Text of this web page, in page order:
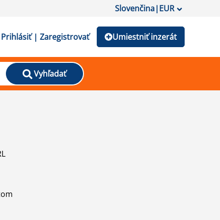
Slovenčina|EUR
Prihlásiť | Zaregistrovať Umiestniť inzerát
Vyhľadať